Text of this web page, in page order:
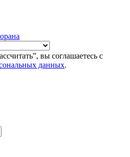
вы соглашаетесь с
данных.